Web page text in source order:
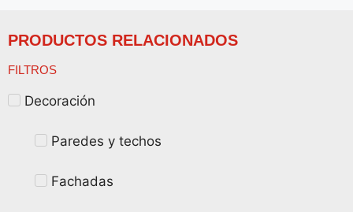
PRODUCTOS RELACIONADOS
FILTROS
Decoración
Paredes y techos
Fachadas